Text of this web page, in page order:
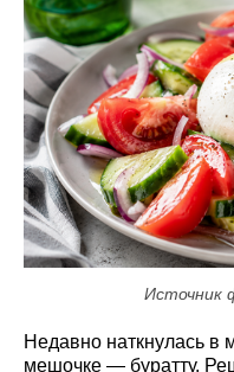
Источник
Недавно наткнулась в
мешочке — буратту.